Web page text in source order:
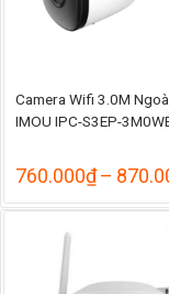
Camera Wifi 3.0M
IMOU IPC-S3EP-
760.000₫–